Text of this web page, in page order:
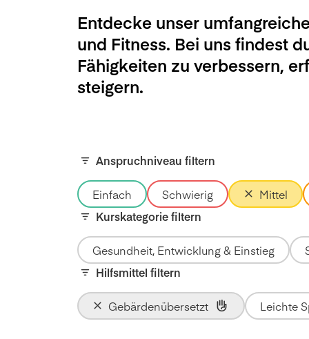
Entdecke unser
und Fitness. Bei uns findest
Fähigkeiten zu verbessern,
steigern.
Anspruchniveau filtern
Einfach Schwierig
Mittel
Kurskategorie filtern
Gesundheit, Entwicklung & Einstieg
Hilfsmittel filtern
Gebärdenübersetzt Leichte